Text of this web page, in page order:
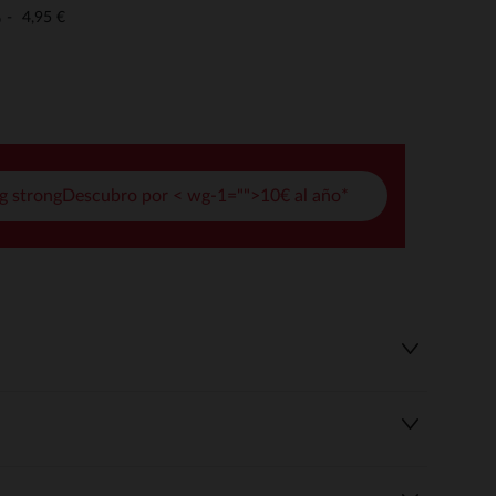
4,95 €
strongDescubro por < wg-1="">10€ al año*